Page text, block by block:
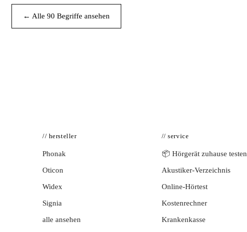
← Alle 90 Begriffe ansehen
// hersteller
Phonak
Oticon
Widex
Signia
alle ansehen
// service
📦 Hörgerät zuhause testen
Akustiker-Verzeichnis
Online-Hörtest
Kostenrechner
Krankenkasse